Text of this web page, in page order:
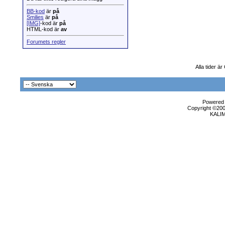
BB-kod är på
Smilies är på
[IMG]-kod är på
HTML-kod är av
Forumets regler
Alla tider är
Copyright